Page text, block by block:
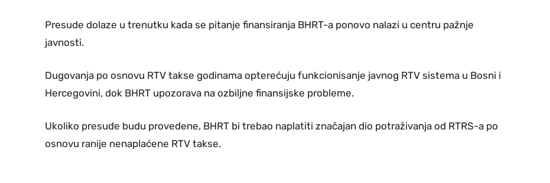
Presude dolaze u trenutku kada se pitanje finansiranja BHRT-a ponovo nalazi u centru pažnje
javnosti.
Dugovanja po osnovu RTV takse godinama opterećuju funkcionisanje javnog RTV sistema u Bosni i
Hercegovini, dok BHRT upozorava na ozbiljne finansijske probleme.
Ukoliko presude budu provedene, BHRT bi trebao naplatiti značajan dio potraživanja od RTRS-a po
osnovu ranije nenaplaćene RTV takse.